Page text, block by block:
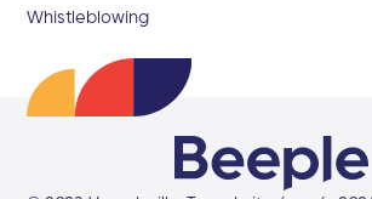
Whistleblowing